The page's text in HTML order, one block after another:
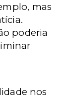
mas
poderia
nos